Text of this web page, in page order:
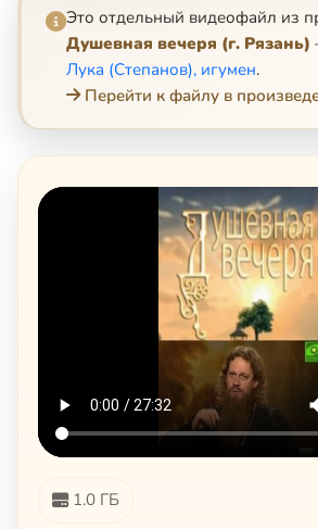
Это отдельный видеофайл из
Душевная вечеря (г. Рязань)
Лука (Степанов), игумен.
Перейти к файлу в
1.0 ГБ